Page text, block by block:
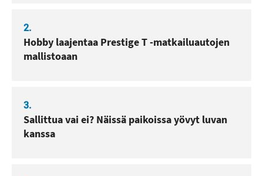
2.
Hobby laajentaa Prestige T -matkailuautojen
mallistoaan
3.
Sallittua vai ei? Näissä paikoissa yövyt luvan
kanssa